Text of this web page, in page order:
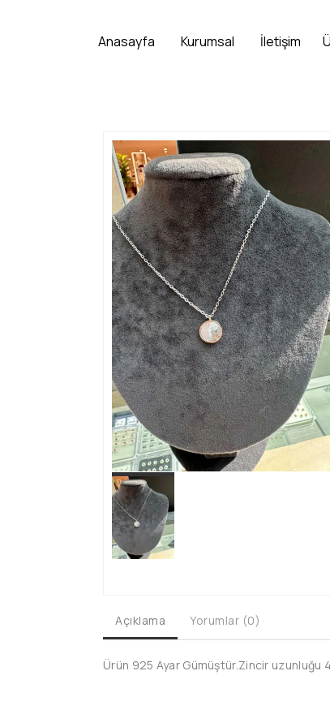
Açıklama Yorumlar (0)
Ürün 925 Ayar Gümüştür.Zincir uzunluğu
Anasayfa Kurumsal İletişim